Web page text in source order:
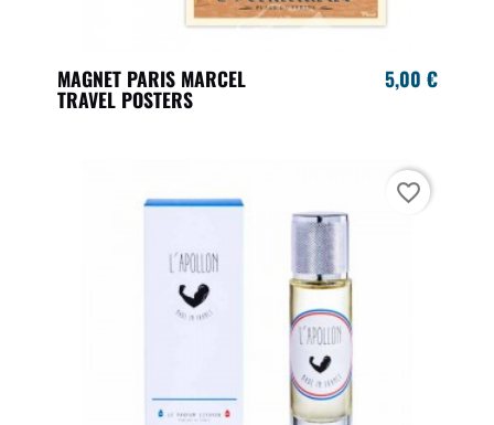
MAGNET PARIS MARCEL
TRAVEL POSTERS
5,00 €
favorite_border